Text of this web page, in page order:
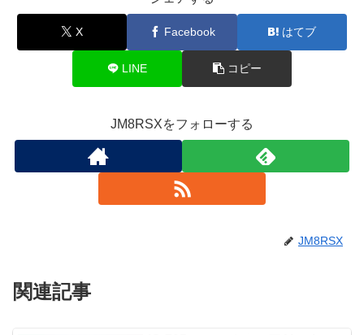
X Facebook はてブ
LINE コピー
JM8RSXをフォローする
JM8RSX
関連記事